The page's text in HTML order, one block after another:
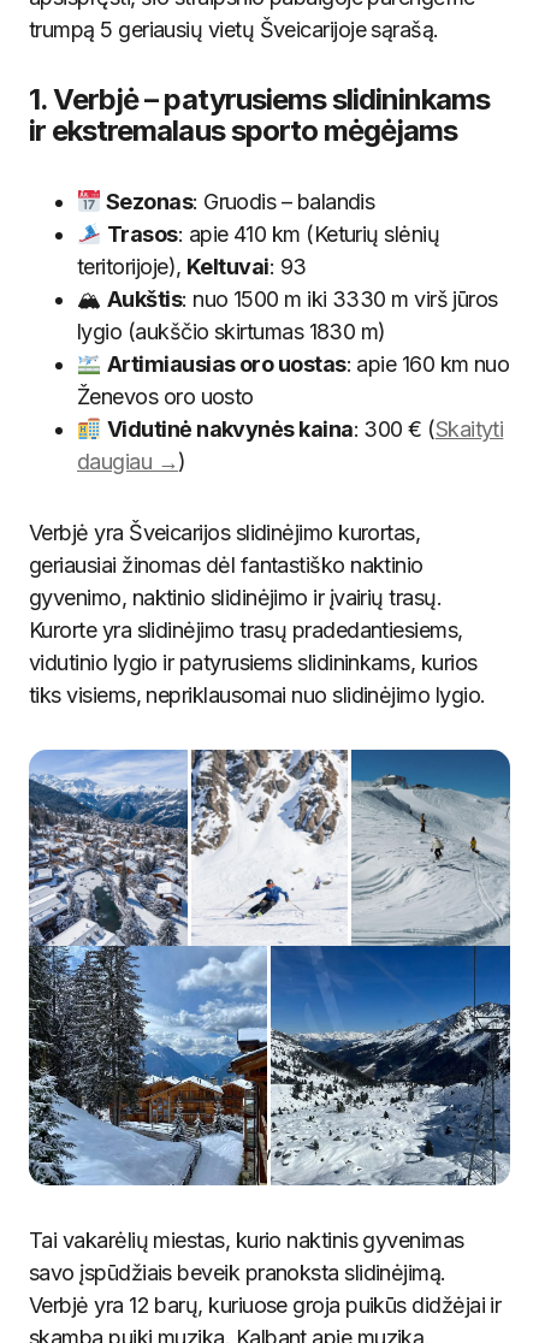
trumpą 5 geriausių vietų Šveicarijoje sąrašą.
1. Verbjė – patyrusiems slidininkams
ir ekstremalaus sporto mėgėjams
Sezonas: Gruodis – balandis
Trasos: apie 410 km (Keturių slėnių
teritorijoje), Keltuvai: 93
🏔 Aukštis: nuo 1500 m iki 3330 m virš jūros
lygio (aukščio skirtumas 1830 m)
Artimiausias oro uostas: apie 160 km nuo
Ženevos oro uosto
Vidutinė nakvynės kaina: 300 € (Skaityti
daugiau →)
Verbjė yra Šveicarijos slidinėjimo kurortas,
geriausiai žinomas dėl fantastiško naktinio
gyvenimo, naktinio slidinėjimo ir įvairių trasų.
Kurorte yra slidinėjimo trasų pradedantiesiems,
vidutinio lygio ir patyrusiems slidininkams, kurios
tiks visiems, nepriklausomai nuo slidinėjimo lygio.
Verbjė
Tai vakarėlių miestas, kurio naktinis gyvenimas
savo įspūdžiais beveik pranoksta slidinėjimą.
Verbjė yra 12 barų, kuriuose groja puikūs didžėjai ir
skamba puiki muzika. Kalbant apie muziką,